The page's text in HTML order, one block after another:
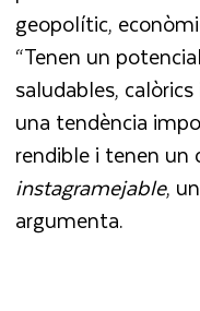
geopolític,
“Tenen un
saludables,
una tendència
rendible i tenen
instagramejable,
argumenta.